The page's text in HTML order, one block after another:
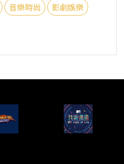
音樂時尚 影劇娛樂